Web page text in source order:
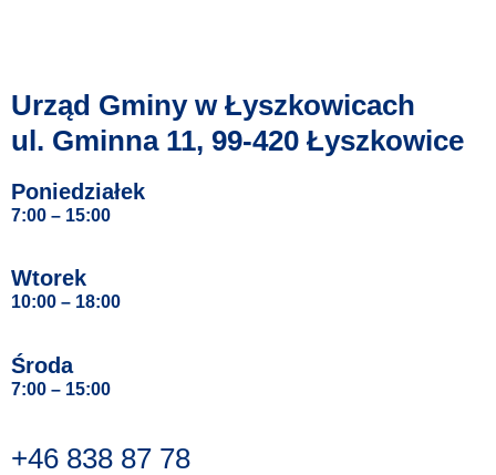
Urząd Gminy w Łyszkowicach
ul. Gminna 11, 99-420 Łyszkowice
Poniedziałek
7:00 – 15:00
Wtorek
10:00 – 18:00
Środa
7:00 – 15:00
+46 838 87 78